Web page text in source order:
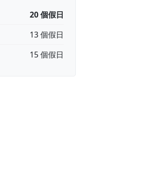
20 個假日
13 個假日
15 個假日